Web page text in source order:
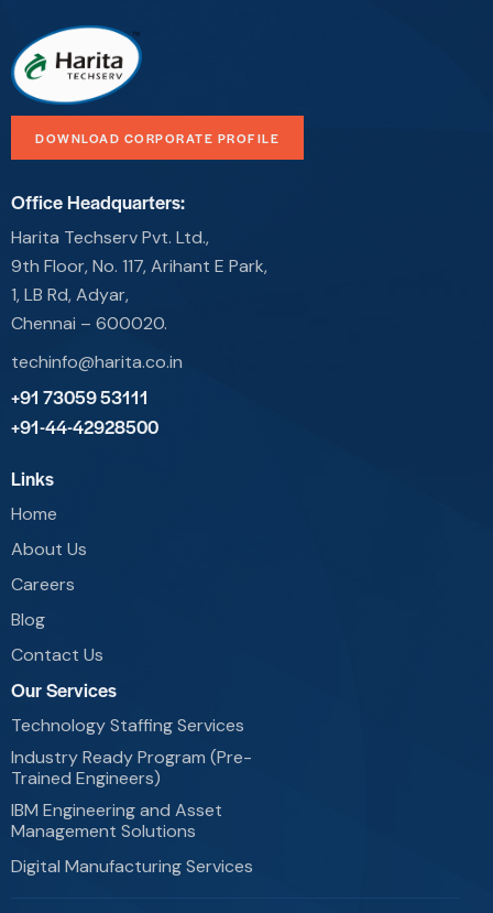
DOWNLOAD CORPORATE PROFILE
Office Headquarters:
Harita Techserv Pvt. Ltd.,
9th Floor, No. 117, Arihant E Park,
1, LB Rd, Adyar,
Chennai – 600020.
techinfo@harita.co.in
+91 73059 53111
+91-44-42928500
Links
Home
About Us
Careers
Blog
Contact Us
Our Services
Technology Staffing Services
Industry Ready Program (Pre-
Trained Engineers)
IBM Engineering and Asset
Management Solutions
Digital Manufacturing Services